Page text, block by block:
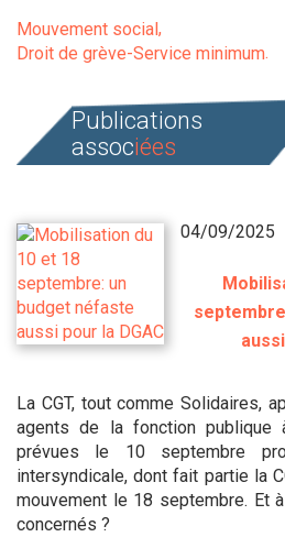
Mouvement social
Droit de grève-Service minimum
Publications
associées
04/09/2025
La CGT, tout comme Solidaires,
agents de la fonction publique
prévues le 10 septembre
intersyndicale, dont fait partie la
mouvement le 18 septembre. Et
concernés ?